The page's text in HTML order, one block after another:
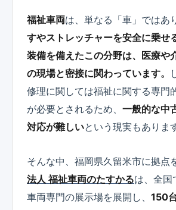
福祉車両は、単なる「車」ではあ
すやストレッチャーを安全に乗せ
装備を備えたこの分野は、医療や
の現場と密接に関わっています。
修理に関しては福祉に関する専門
が必要とされるため、 一般的な中
対応が難しいという現実もありま
そんな中、福岡県久留米市に拠点
法人 福祉車両のたすかるは、全国
車両専門の展示場を展開し、 150